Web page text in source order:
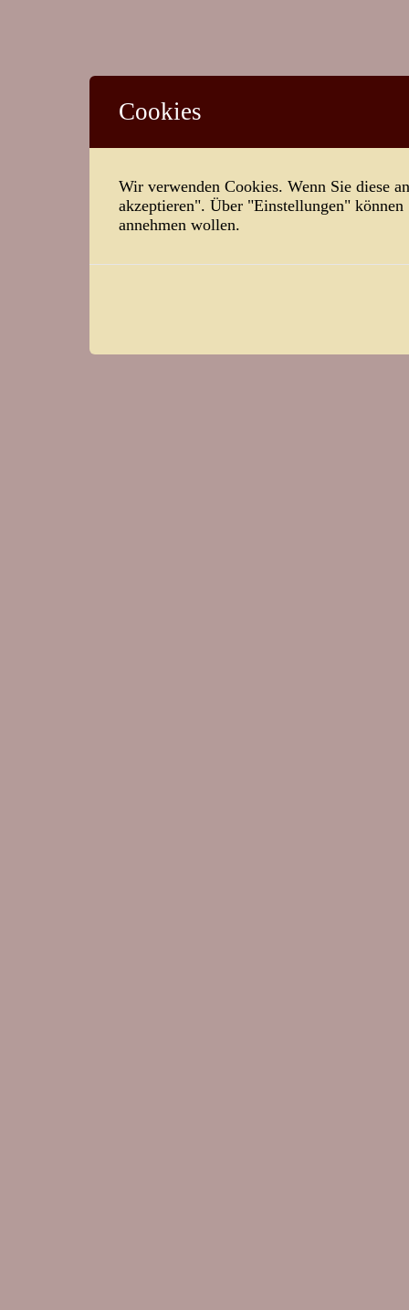
Cookies
Wir verwenden Cookies. Wenn Sie diese
akzeptieren". Über "Einstellungen"
annehmen wollen.